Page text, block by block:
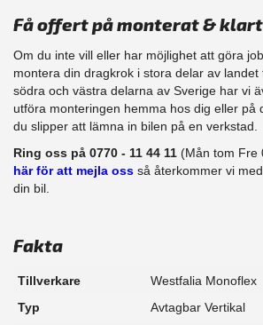
Få offert på monterat &
Om du inte vill eller har möjlighet att göra
montera din dragkrok i stora delar av landet
södra och västra delarna av Sverige har vi
utföra monteringen hemma hos dig eller på
du slipper att lämna in bilen på en verkstad.
Ring oss på 0770 - 11 44 11 (Mån tom Fre
här för att mejla oss så återkommer vi
din bil.
Fakta
Tillverkare
Westfalia Monoflex
Typ
Avtagbar Vertikal